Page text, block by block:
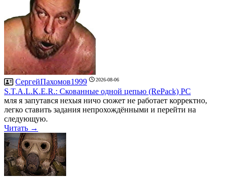
СергейПахомов1999 2026-08-06
S.T.A.L.K.E.R.: Скованные одной цепью (RePack) PC
мля я запутався нехыя ничо сюжет не работает корректно,
легко ставить задания непрохождёнными и перейти на
следующую.
Читать →